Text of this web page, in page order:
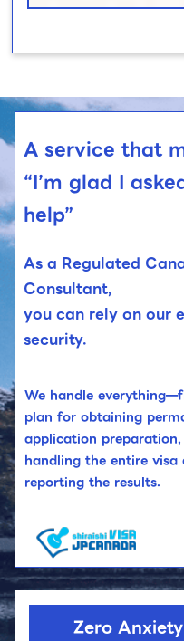
A service that
“I’m glad I
help”
As a Regulated
Consultant,
you can rely on our
security.
We handle
plan for obtaining
application
handling the entire
reporting the results.
Zero